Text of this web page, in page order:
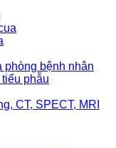
bệnh nhân
phẫu
CT, SPECT, MRI